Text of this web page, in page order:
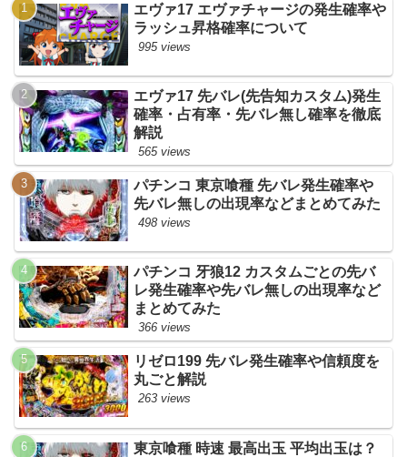
エヴァ17 エヴァチャージの発生確率や
ラッシュ昇格確率について
995 views
エヴァ17 先バレ(先告知カスタム)発生
確率・占有率・先バレ無し確率を徹底
解説
565 views
パチンコ 東京喰種 先バレ発生確率や
先バレ無しの出現率などまとめてみた
498 views
パチンコ 牙狼12 カスタムごとの先バ
レ発生確率や先バレ無しの出現率など
まとめてみた
366 views
リゼロ199 先バレ発生確率や信頼度を
丸ごと解説
263 views
東京喰種 時速 最高出玉 平均出玉は？